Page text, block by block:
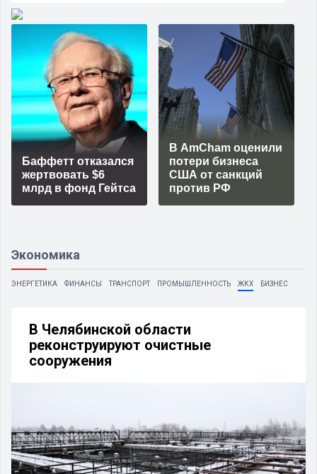
Баффетт отказался
жертвовать $6
млрд в фонд Гейтса
В AmCham оценили
потери бизнеса
США от санкций
против РФ
Экономика
ЭНЕРГЕТИКА ФИНАНСЫ ТРАНСПОРТ ПРОМЫШЛЕННОСТЬ ЖКХ БИЗНЕС
В Челябинской области
реконструируют очистные
сооружения